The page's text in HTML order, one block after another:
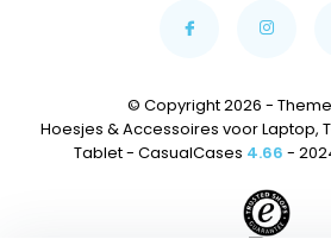
© Copyright 2026 -
Hoesjes & Accessoires voor Laptop,
Tablet - CasualCases 4.66 -